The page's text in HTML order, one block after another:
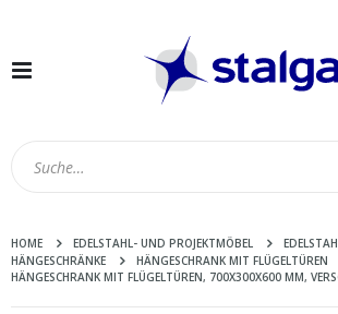
Navigation
HOME EDELSTAHL- UND PROJEKTMÖBEL
HÄNGESCHRÄNKE
HÄNGESCHRANK MIT FLÜGELTÜREN
HÄNGESCHRANK MIT FLÜGELTÜREN, 700X300X600 MM,